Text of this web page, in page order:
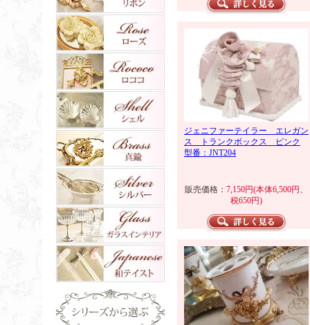
ジェニファーテイラー エレガン
ス トランクボックス ピンク
型番：JNT204
販売価格： 7,150円(本体6,500円、
税650円)